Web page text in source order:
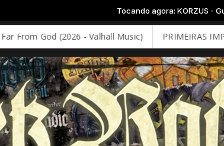
Tocando agora: KORZUS - Guerreiros
God (2026 - Valhall Music) PRIMEIRAS